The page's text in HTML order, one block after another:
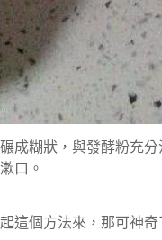
成糊狀，與發酵粉充
口。
這個方法來，那可神